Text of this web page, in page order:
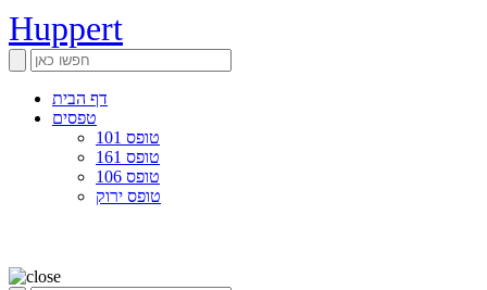
Huppert
דף הבית
טפסים
טופס 101
טופס 161
טופס 106
טופס ירוק